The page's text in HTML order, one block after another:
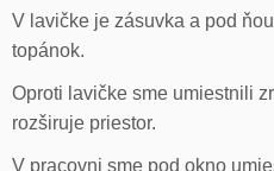
V lavičke je zásuvka a pod
topánok.
Oproti lavičke sme umiestnili
rozširuje priestor.
V pracovni sme pod okno